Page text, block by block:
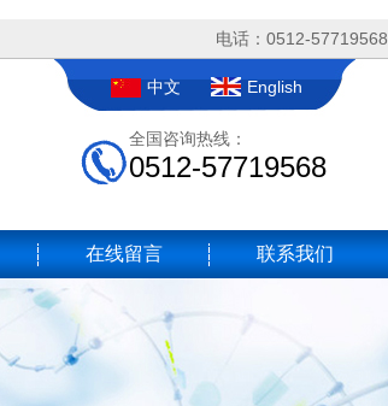
电话：0512-57719568
中文 English
全国咨询热线：
0512-57719568
在线留言 联系我们